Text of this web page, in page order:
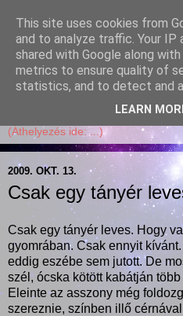
Garffyka
Szösszenetek a konyhámból,
receptekkel, vidámsággal,
2009. OKT. 13.
Csak egy tányér
Csak egy tányér leves. Hogy
gyomrában. Csak ennyit
eddig eszébe sem jutott. De
szél, ócska kötött kabátján
Eleinte az asszony még
szereznie, színben illő
This site uses cookies from
and to analyze traffic. Your IP
shared with Google along
metrics to ensure quality of
statistics, and to detect and
LEARN